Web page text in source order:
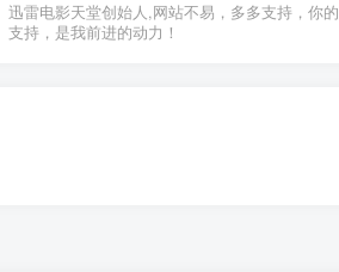
迅雷电影天堂创始人,网站不易，多多支持，你的
支持，是我前进的动力！